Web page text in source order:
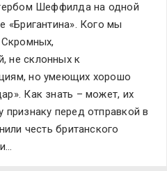
Шеффилда на одной
«Бригантина». Кого мы
Скромных,
не склонных к
но умеющих хорошо
Как знать – может, их
перед отправкой в
честь британского